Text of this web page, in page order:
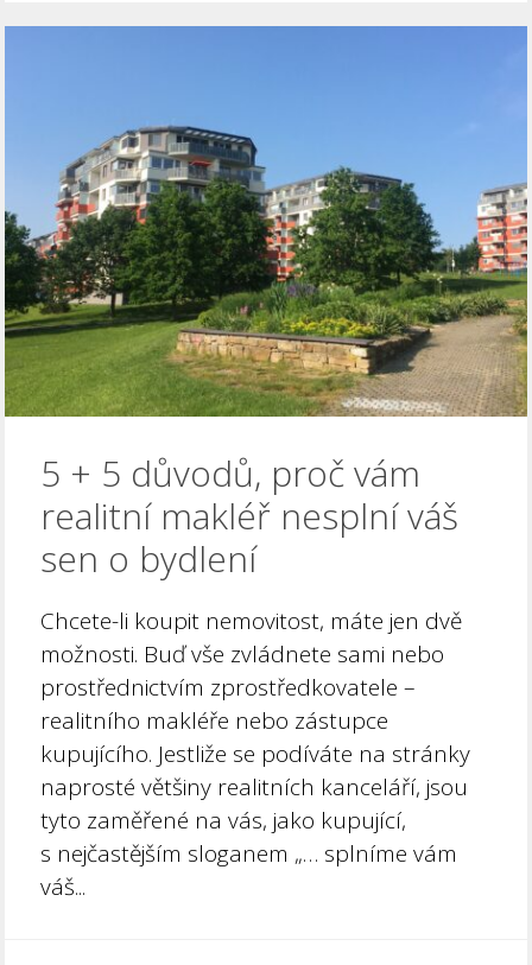
5 + 5 důvodů, proč vám
realitní makléř nesplní váš
sen o bydlení
Chcete-li koupit nemovitost, máte jen dvě
možnosti. Buď vše zvládnete sami nebo
prostřednictvím zprostředkovatele –
realitního makléře nebo zástupce
kupujícího. Jestliže se podíváte na stránky
naprosté většiny realitních kanceláří, jsou
tyto zaměřené na vás, jako kupující,
s nejčastějším sloganem „… splníme vám
váš...